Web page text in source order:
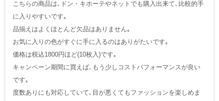
こちらの商品は､ドン・キホーテやネットでも購入出来て､比較的手
に入りやすいです｡
品揃えはよくほとんど欠品はありません｡
お気に入りの色がすぐに手に入るのはありがたいです｡
価格は税込1800円ほど(10枚入)です｡
キャンペーン期間に買えば､もう少しコストパフォーマンスが良い
です｡
度数ありにも対応していて､目が悪くてもファッションを楽しめま